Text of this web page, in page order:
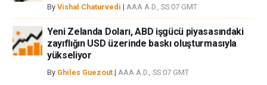
By Vishal Chaturvedi | AAA A.D., SS:07 GMT
Yeni Zelanda Doları, ABD işgücü piyasasındaki
zayıflığın USD üzerinde baskı oluşturmasıyla
yükseliyor
By Ghiles Guezout | AAA A.D., SS:07 GMT